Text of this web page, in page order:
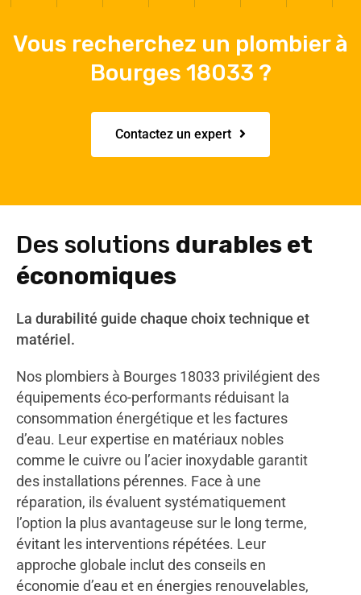
Vous recherchez un plombier à
Bourges 18033 ?
Contactez un expert
Des solutions durables et
économiques
La durabilité guide chaque choix technique et
matériel.
Nos plombiers à Bourges 18033 privilégient des
équipements éco-performants réduisant la
consommation énergétique et les factures
d’eau. Leur expertise en matériaux nobles
comme le cuivre ou l’acier inoxydable garantit
des installations pérennes. Face à une
réparation, ils évaluent systématiquement
l’option la plus avantageuse sur le long terme,
évitant les interventions répétées. Leur
approche globale inclut des conseils en
économie d’eau et en énergies renouvelables,